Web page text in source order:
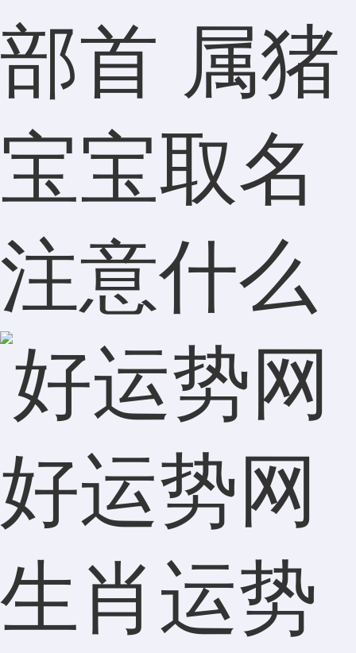
部首 属猪
宝宝取名
注意什么
好运势网
生肖运势